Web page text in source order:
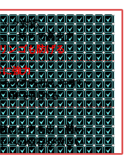
ク対応
ー持ちで高火力
ンゴも防げる
に強力
火力を出しやすい
HPを削れる
に火力を出し難い
への依存が大きい